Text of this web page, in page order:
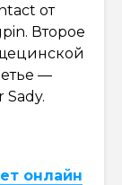
от
Второе
—
онлайн